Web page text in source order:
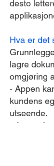
desto
Hva er det
lagre
omgjøring
- Appen
kundens
utseende.
- Appen